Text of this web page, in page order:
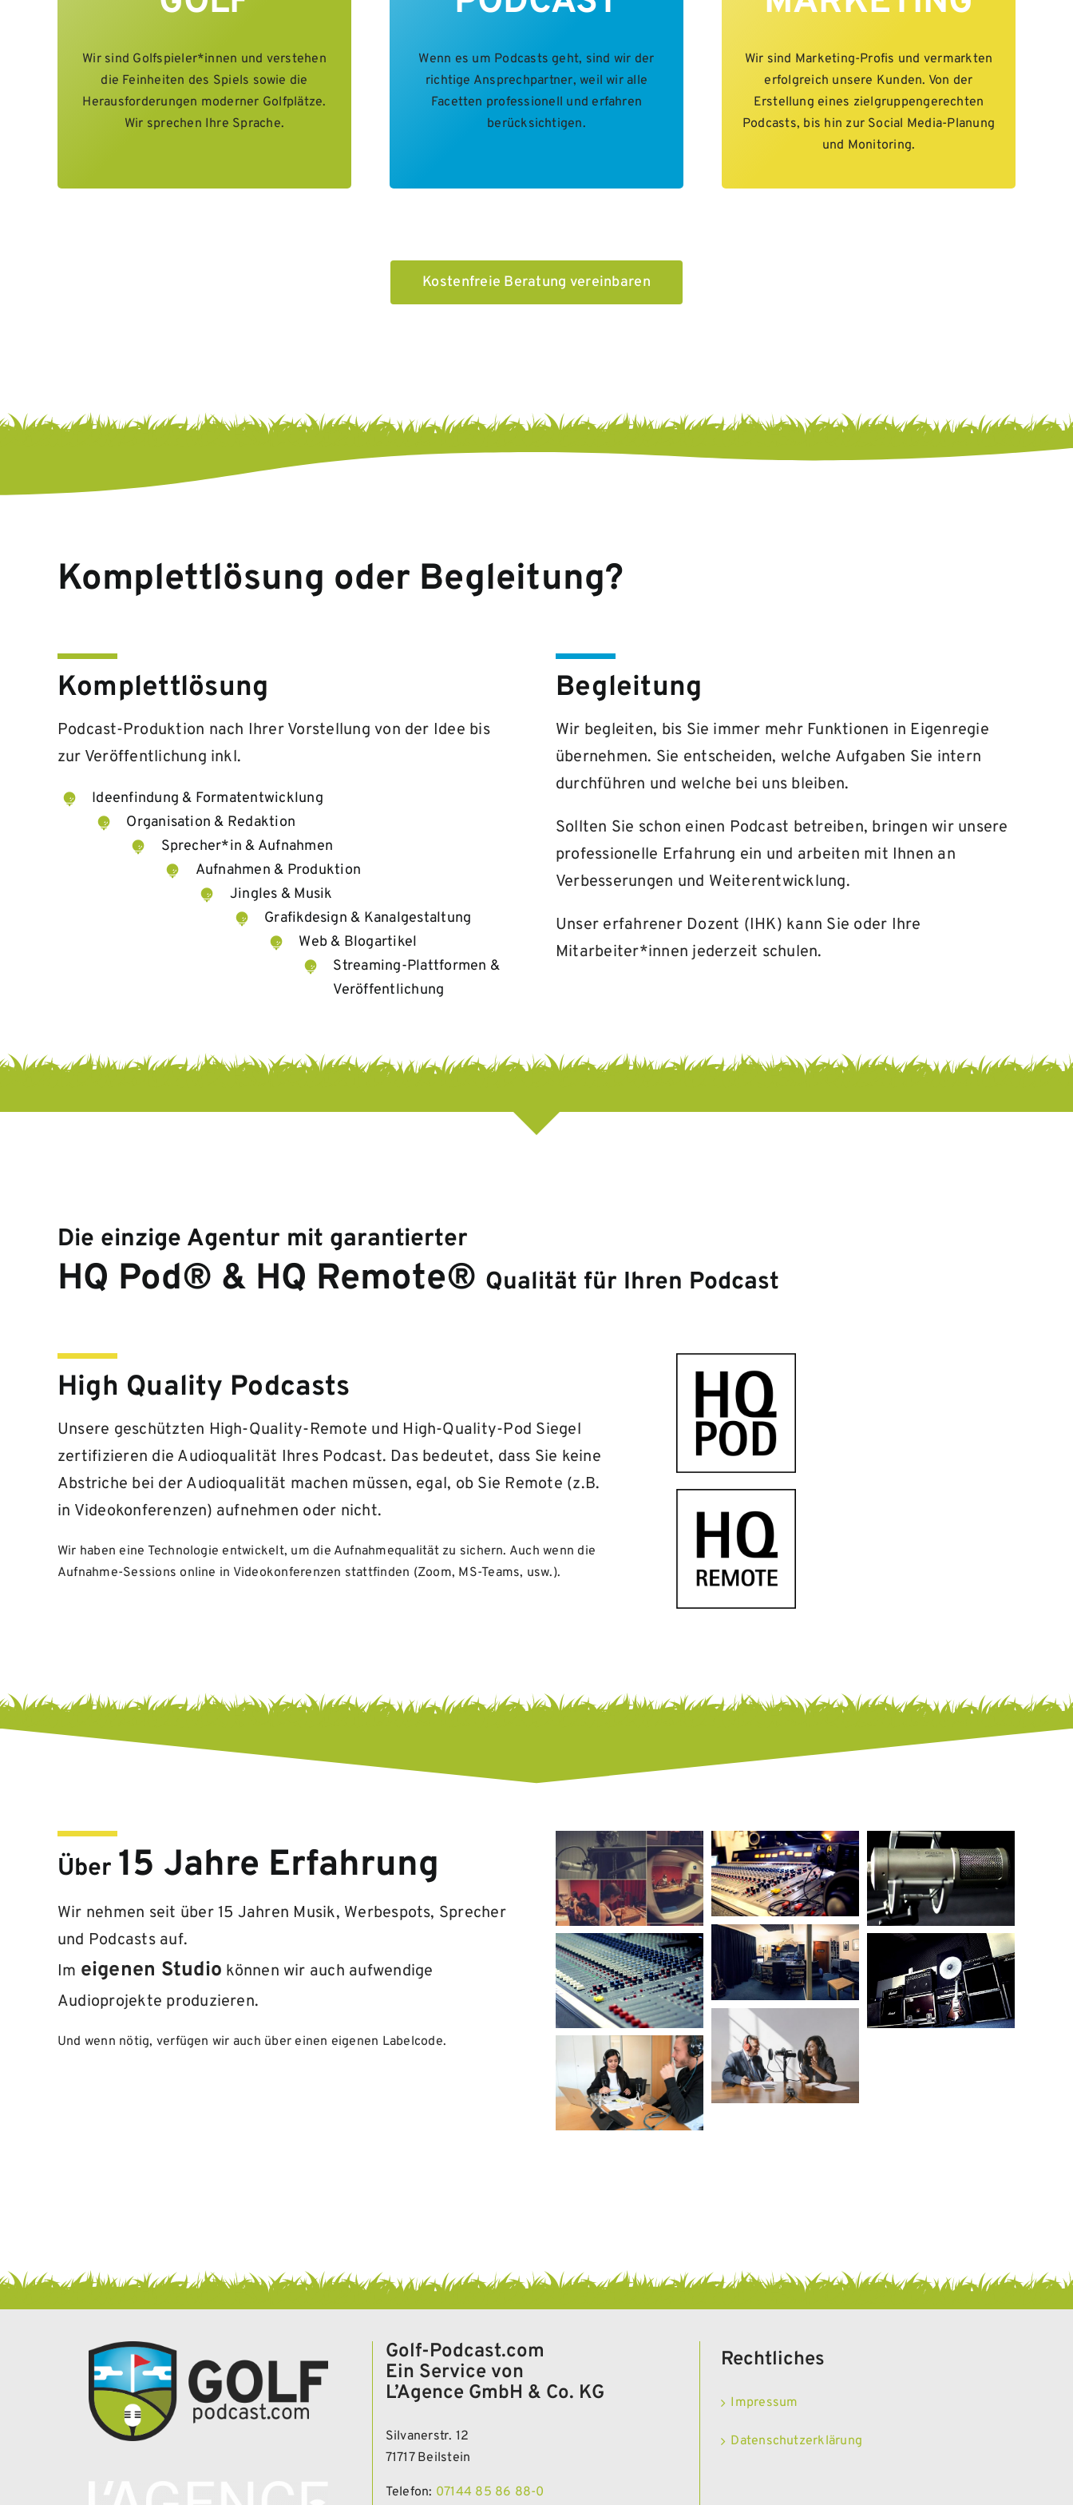
Wir sind Golfspieler*innen und verstehen
die Feinheiten des Spiels sowie die
Herausforderungen moderner Golfplätze.
Wir sprechen Ihre Sprache.
Wenn es um Podcasts geht, sind wir der
richtige Ansprechpartner, weil wir alle
Facetten professionell und erfahren
berücksichtigen.
Wir sind Marketing-Profis und vermarkten
erfolgreich unsere Kunden. Von der
Erstellung eines zielgruppengerechten
Podcasts, bis hin zur Social Media-Planung
und Monitoring.
Kostenfreie Beratung vereinbaren
Komplettlösung oder Begleitung?
Komplettlösung
Podcast-Produktion nach Ihrer Vorstellung von der Idee bis
zur Veröffentlichung inkl.
Ideenfindung & Formatentwicklung
Organisation & Redaktion
Sprecher*in & Aufnahmen
Aufnahmen & Produktion
Jingles & Musik
Grafikdesign & Kanalgestaltung
Web & Blogartikel
Streaming-Plattformen &
Veröffentlichung
Begleitung
Wir begleiten, bis Sie immer mehr Funktionen in Eigenregie
übernehmen. Sie entscheiden, welche Aufgaben Sie intern
durchführen und welche bei uns bleiben.
Sollten Sie schon einen Podcast betreiben, bringen wir unsere
professionelle Erfahrung ein und arbeiten mit Ihnen an
Verbesserungen und Weiterentwicklung.
Unser erfahrener Dozent (IHK) kann Sie oder Ihre
Mitarbeiter*innen jederzeit schulen.
Die einzige Agentur mit garantierter
HQ Pod® & HQ Remote® Qualität für Ihren Podcast
High Quality Podcasts
Unsere geschützten High-Quality-Remote und High-Quality-Pod Siegel
zertifizieren die Audioqualität Ihres Podcast. Das bedeutet, dass Sie keine
Abstriche bei der Audioqualität machen müssen, egal, ob Sie Remote (z.B.
in Videokonferenzen) aufnehmen oder nicht.
Wir haben eine Technologie entwickelt, um die Aufnahmequalität zu sichern. Auch wenn die
Aufnahme-Sessions online in Videokonferenzen stattfinden (Zoom, MS-Teams, usw.).
Über 15 Jahre Erfahrung
Wir nehmen seit über 15 Jahren Musik, Werbespots, Sprecher
und Podcasts auf.
Im eigenen Studio können wir auch aufwendige
Audioprojekte produzieren.
Und wenn nötig, verfügen wir auch über einen eigenen Labelcode.
Golf-Podcast.com
Ein Service von
L’Agence GmbH & Co. KG
Silvanerstr. 12
71717 Beilstein
Telefon: 07144 85 86 88-0
Rechtliches
Impressum
Datenschutzerklärung